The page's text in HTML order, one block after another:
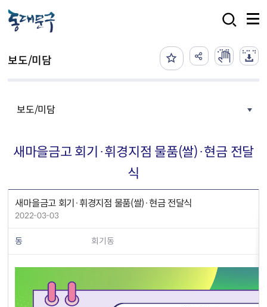
보도/미담
보도/미담
새마을금고 회기·휘경지점 물품(쌀)·현금 전달
식
새마을금고 회기·휘경지점 물품(쌀)·현금 전달식
2022-03-03
동 회기동